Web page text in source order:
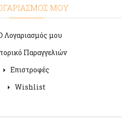
ΜΟΥ
Λογαριασμός μου
Παραγγελιών
Επιστροφές
Wishlist